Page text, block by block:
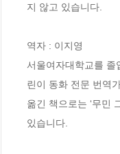
지 않고 있습니다.
역자 : 이지영
서울여자대학교를 졸
린이 동화 전문 번역
옮긴 책으로는 ‘무민
있습니다.